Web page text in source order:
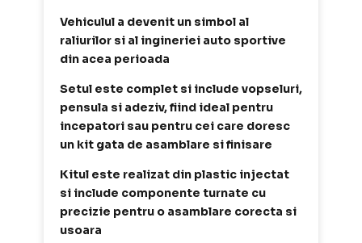
Vehiculul a devenit un simbol al
raliurilor si al ingineriei auto sportive
din acea perioada
Setul este complet si include vopseluri,
pensula si adeziv, fiind ideal pentru
incepatori sau pentru cei care doresc
un kit gata de asamblare si finisare
Kitul este realizat din plastic injectat
si include componente turnate cu
precizie pentru o asamblare corecta si
usoara